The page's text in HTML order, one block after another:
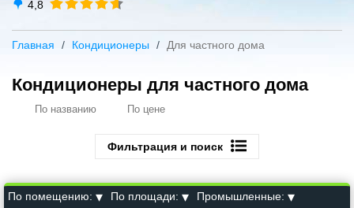
4,8
Главная Кондиционеры Для частного дома
Кондиционеры для частного дома
По названию По цене
Фильтрация и поиск
По помещению: По площади:
Промышленные: